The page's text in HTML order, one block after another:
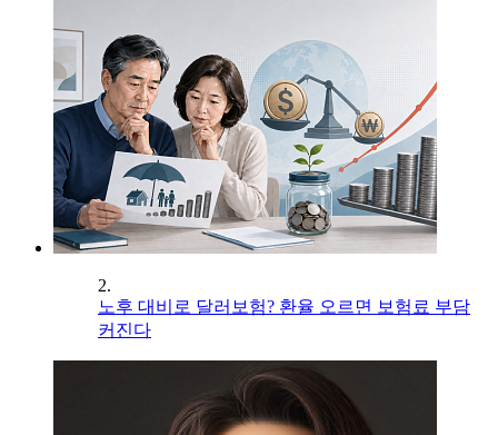
2.
노후 대비로 달러보험? 환율 오르면 보험료 부담
커진다